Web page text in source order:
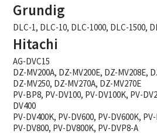
Grundig
DLC-1, DLC-10, DLC-1000, DLC-1500,
Hitachi
AG-DVC15
DZ-MV200A, DZ-MV200E, DZ-MV208E,
DZ-MV250, DZ-MV270A, DZ-MV270E
PV-BP8, PV-DV100, PV-DV100K, PV-
DV400
PV-DV400K, PV-DV600, PV-DV600K,
PV-DV800, PV-DV800K, PV-DVP8-A